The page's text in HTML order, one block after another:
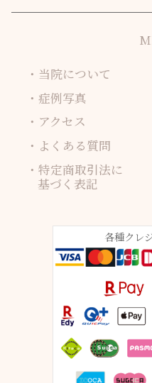
当院について
症例写真
アクセス
よくある質問
特定商取引法に
基づく表記
各種クレ